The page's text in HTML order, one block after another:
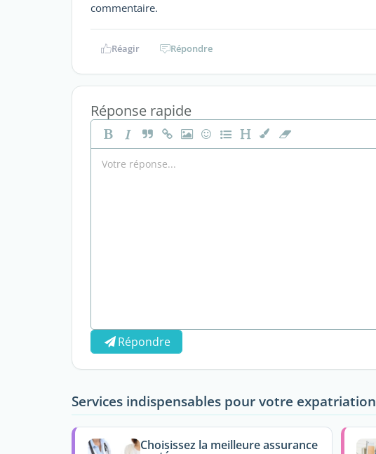
commentaire.
Réagir Répondre
Réponse rapide
Répondre
Services indispensables pour votre expatriation
Choisissez la meilleure assurance